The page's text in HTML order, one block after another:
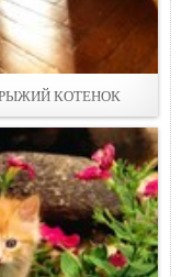
КОТЕНОК